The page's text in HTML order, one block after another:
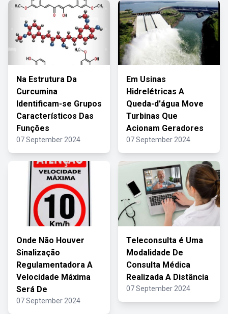
Na Estrutura Da
Curcumina
Identificam-se Grupos
Característicos Das
Funções
07 September 2024
Em Usinas
Hidrelétricas A
Queda-d'água Move
Turbinas Que
Acionam Geradores
07 September 2024
Onde Não Houver
Sinalização
Regulamentadora A
Velocidade Máxima
Será De
07 September 2024
Teleconsulta é Uma
Modalidade De
Consulta Médica
Realizada A Distância
07 September 2024